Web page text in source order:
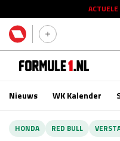
Race
Nieuws WK Kalender
HONDA RED BULL